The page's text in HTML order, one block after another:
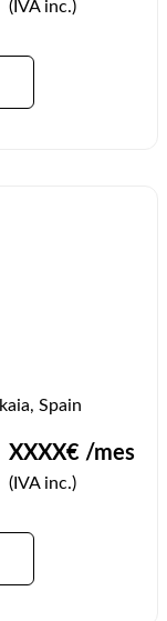
(IVA inc.)
Spain
XXXX€ /mes
(IVA inc.)